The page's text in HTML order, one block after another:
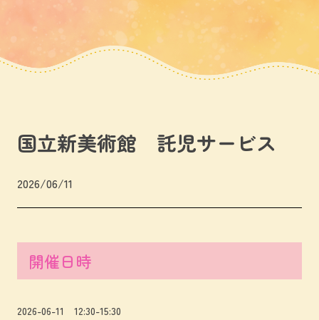
国立新美術館 託児サービス
2026/06/11
開催日時
2026-06-11 12:30-15:30